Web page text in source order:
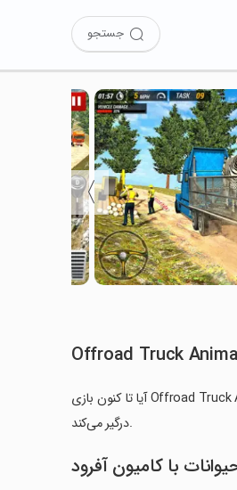
جستجو
〉
Offroad Truck
آیا تا کنون بازی Offroad Truck Animal Transport Games را نصب کرده‌اید؟ این بازی با مراحل جذاب و گیم‌پلی سرگرم‌کننده خود، شما را ساعت‌ها
درگیر می‌کند.
با کامیون آفرود